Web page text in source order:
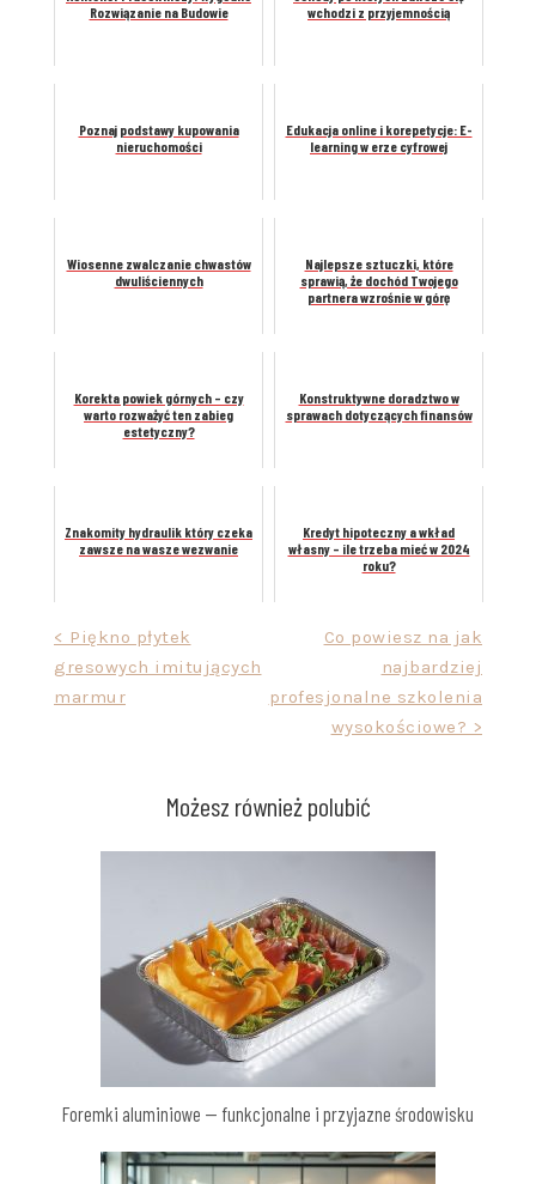
Rozwiązanie na Budowie
wchodzi z przyjemnością
Poznaj podstawy kupowania
nieruchomości
Edukacja online i korepetycje: E-
learning w erze cyfrowej
Wiosenne zwalczanie chwastów
dwuliściennych
Najlepsze sztuczki, które
sprawią, że dochód Twojego
partnera wzrośnie w górę
Korekta powiek górnych – czy
warto rozważyć ten zabieg
estetyczny?
Konstruktywne doradztwo w
sprawach dotyczących finansów
Znakomity hydraulik który czeka
zawsze na wasze wezwanie
Kredyt hipoteczny a wkład
własny – ile trzeba mieć w 2024
roku?
Nawigacja
wpisu
< Piękno płytek
gresowych imitujących
marmur
Co powiesz na jak
najbardziej
profesjonalne szkolenia
wysokościowe? >
Możesz również polubić
Foremki aluminiowe — funkcjonalne i przyjazne środowisku